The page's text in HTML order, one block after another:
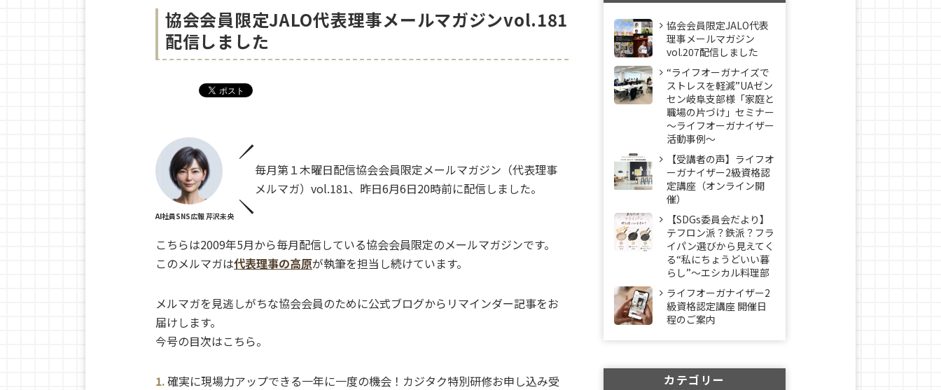
協会会員限定JALO代表理事メールマガジンvol.181
配信しました
AI社員SNS広報 芹沢未央
毎月第１木曜日配信協会会員限定メールマガジン（代表理事
メルマガ）vol.181、昨日6月6日20時前に配信しました。
こちらは2009年5月から毎月配信している協会会員限定のメールマガジンです。
このメルマガは代表理事の高原が執筆を担当し続けています。
メルマガを見逃しがちな協会会員のために公式ブログからリマインダー記事をお
届けします。
今号の目次はこちら。
確実に現場力アップできる一年に一度の機会！ カジタク特別研修お申し込み受
協会会員限定JALO代表
理事メールマガジン
vol.207配信しました
“ライフオーガナイズで
ストレスを軽減”UAゼン
セン岐阜支部様「家庭と
職場の片づけ」セミナー
～ライフオーガナイザー
活動事例〜
【受講者の声】ライフオ
ーガナイザー2級資格認
定講座（オンライン開
催）
【SDGs委員会だより】
テフロン派？鉄派？フラ
イパン選びから見えてく
る“私にちょうどいい暮
らし”～エシカル料理部
ライフオーガナイザー2
級資格認定講座 開催日
程のご案内
カテゴリー